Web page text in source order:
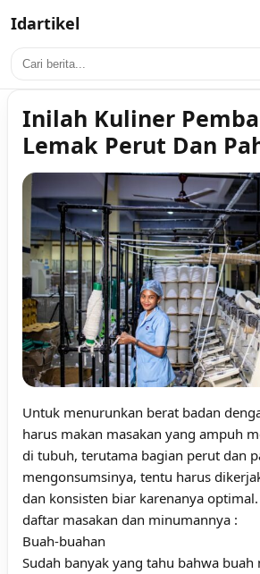
Idartikel
Inilah Kuliner
Lemak Perut Dan
Untuk menurunkan berat badan
harus makan masakan yang ampuh
di tubuh, terutama bagian perut dan
mengonsumsinya, tentu harus
dan konsisten biar karenanya
daftar masakan dan minumannya :
Buah-buahan
Sudah banyak yang tahu bahwa